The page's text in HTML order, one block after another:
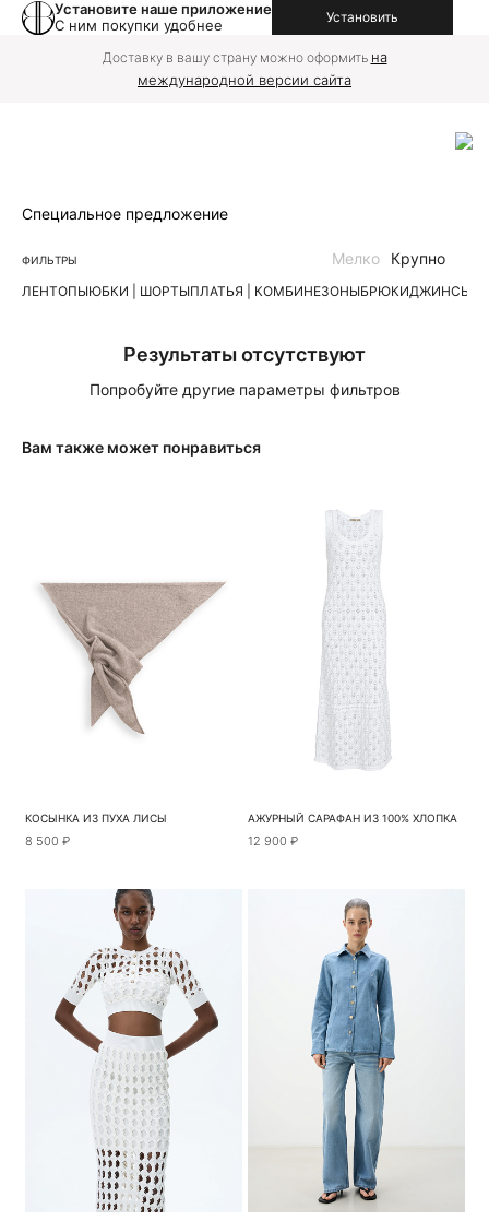
Установите наше приложение
С ним покупки удобнее
Установить
Доставку в вашу страну можно оформить на
международной версии сайта
Специальное предложение
ФИЛЬТРЫ
ЛЕНТОПЫЮБКИ | ШОРТЫПЛАТЬЯ | КОМБИНЕЗОНЫБРЮКИДЖИНСЫ
Мелко Крупно
Результаты отсутствуют
Попробуйте другие параметры фильтров
Вам также может понравиться
КОСЫНКА ИЗ ПУХА ЛИСЫ
8 500 ₽
АЖУРНЫЙ САРАФАН ИЗ 100% ХЛОПКА
12 900 ₽